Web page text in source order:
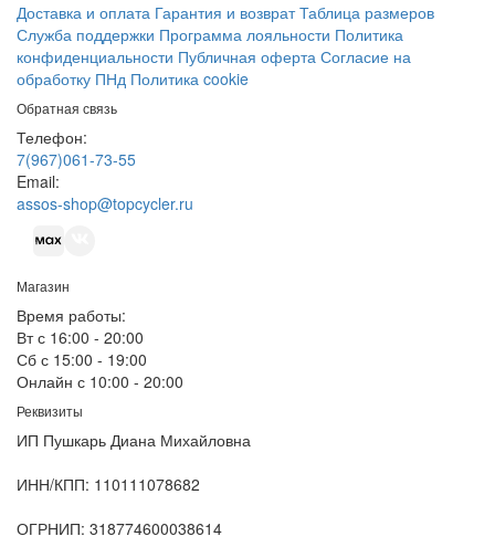
Доставка и оплата Гарантия и возврат Таблица размеров
Служба поддержки Программа лояльности Политика
конфиденциальности Публичная оферта Согласие на
обработку ПНд Политика cookie
Обратная связь
Телефон:
7(967)061-73-55
Email:
assos-shop@topcycler.ru
Магазин
Время работы:
Вт с 16:00 - 20:00
Сб с 15:00 - 19:00
Онлайн с 10:00 - 20:00
Реквизиты
ИП Пушкарь Диана Михайловна
ИНН/КПП: 110111078682
ОГРНИП: 318774600038614